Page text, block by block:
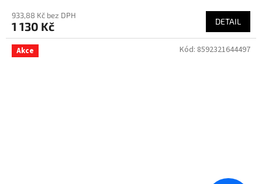
933,88 Kč bez DPH
1 130 Kč DETAIL
Akce Kód: 8592321644497